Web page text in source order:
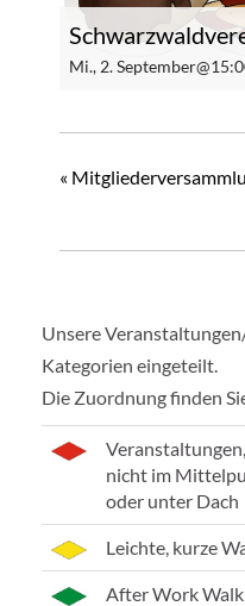
Mi., 2.
«
Unsere
Kategorien eingeteilt.
Die Zuordnung finden
nicht im
oder unter Dach
Leichte, kurze
After Work